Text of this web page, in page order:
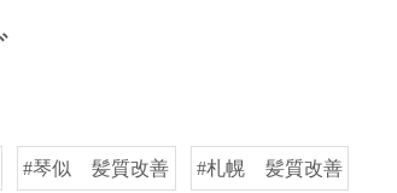
#琴似 髪質改善 #札幌 髪質改善